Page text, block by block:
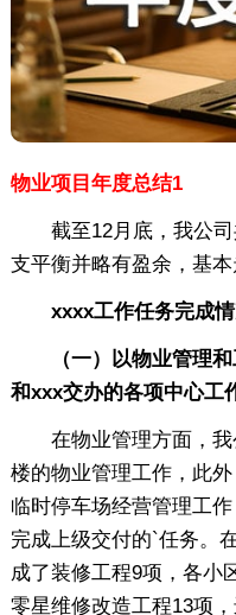
物业项目年度总结1
截至12月底，我公司
支平衡并略有盈余，基本
xxxx工作任务完成情
（一）以物业管理和
和xxx交办的各项中心工
在物业管理方面，我
楼的物业管理工作，此
临时停车场经营管理工
完成上级交付的`任务。
成了装修工程9项，各小
零星维修改造工程13项